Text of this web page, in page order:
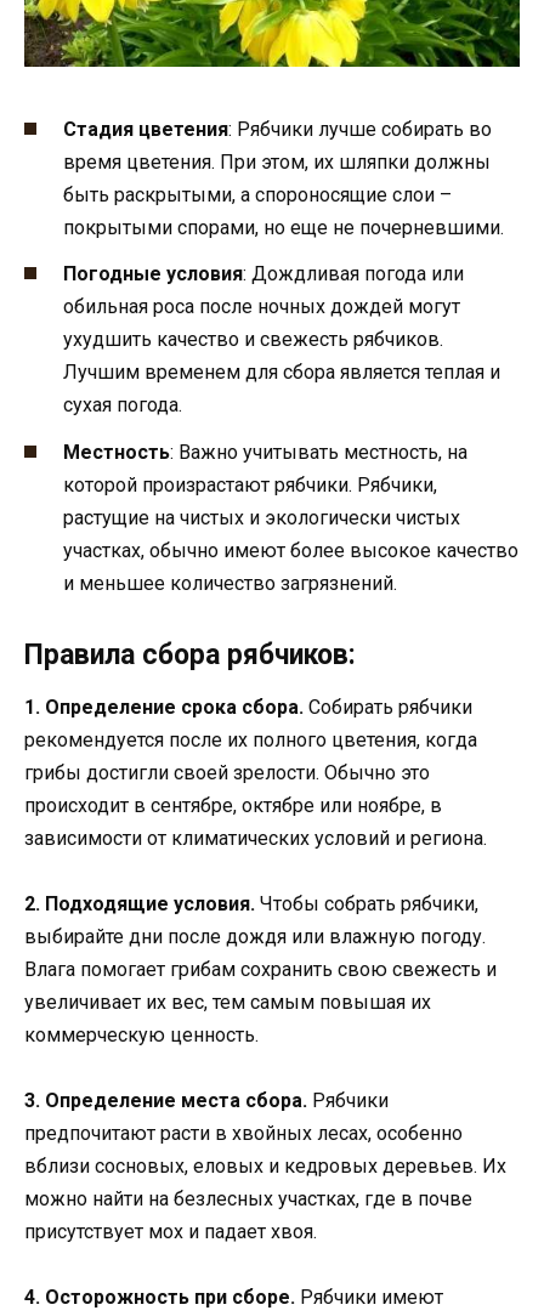
Стадия цветения: Рябчики лучше собирать во
время цветения. При этом, их шляпки должны
быть раскрытыми, а спороносящие слои –
покрытыми спорами, но еще не почерневшими.
Погодные условия: Дождливая погода или
обильная роса после ночных дождей могут
ухудшить качество и свежесть рябчиков.
Лучшим временем для сбора является теплая и
сухая погода.
Местность: Важно учитывать местность, на
которой произрастают рябчики. Рябчики,
растущие на чистых и экологически чистых
участках, обычно имеют более высокое качество
и меньшее количество загрязнений.
Правила сбора рябчиков:
1. Определение срока сбора. Собирать рябчики
рекомендуется после их полного цветения, когда
грибы достигли своей зрелости. Обычно это
происходит в сентябре, октябре или ноябре, в
зависимости от климатических условий и региона.
2. Подходящие условия. Чтобы собрать рябчики,
выбирайте дни после дождя или влажную погоду.
Влага помогает грибам сохранить свою свежесть и
увеличивает их вес, тем самым повышая их
коммерческую ценность.
3. Определение места сбора. Рябчики
предпочитают расти в хвойных лесах, особенно
вблизи сосновых, еловых и кедровых деревьев. Их
можно найти на безлесных участках, где в почве
присутствует мох и падает хвоя.
4. Осторожность при сборе. Рябчики имеют